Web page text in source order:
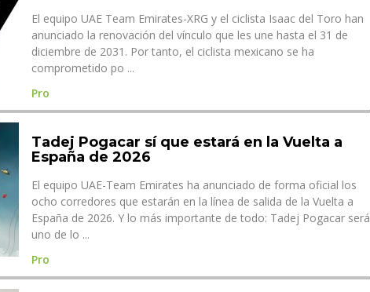
El equipo UAE Team Emirates-XRG y el ciclista Isaac del Toro han
anunciado la renovación del vínculo que les une hasta el 31 de
diciembre de 2031. Por tanto, el ciclista mexicano se ha
comprometido po ...
Pro
Tadej Pogacar sí que estará en la Vuelta a
España de 2026
El equipo UAE-Team Emirates ha anunciado de forma oficial los
ocho corredores que estarán en la línea de salida de la Vuelta a
España de 2026. Y lo más importante de todo: Tadej Pogacar será
uno de lo ...
Pro